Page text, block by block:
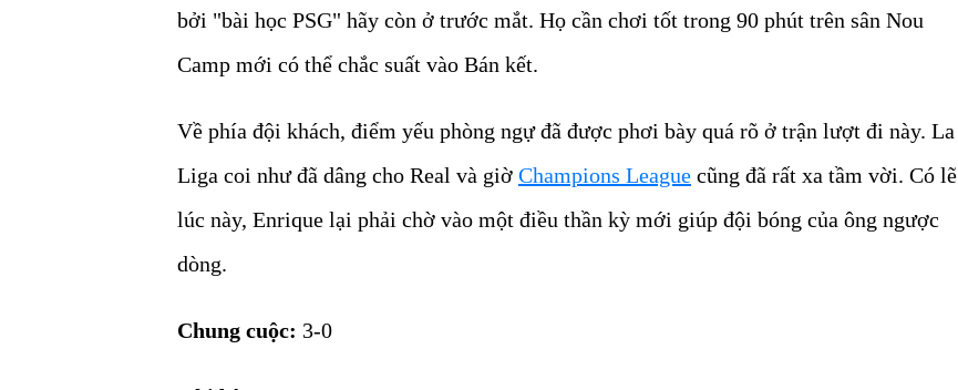
bởi "bài học PSG" hãy còn ở trước mắt. Họ cần chơi tốt trong 90 phút trên sân Nou
Camp mới có thể chắc suất vào Bán kết.
Về phía đội khách, điểm yếu phòng ngự đã được phơi bày quá rõ ở trận lượt đi này. La
Liga coi như đã dâng cho Real và giờ Champions League cũng đã rất xa tầm vời. Có lẽ
lúc này, Enrique lại phải chờ vào một điều thần kỳ mới giúp đội bóng của ông ngược
dòng.
Chung cuộc: 3-0